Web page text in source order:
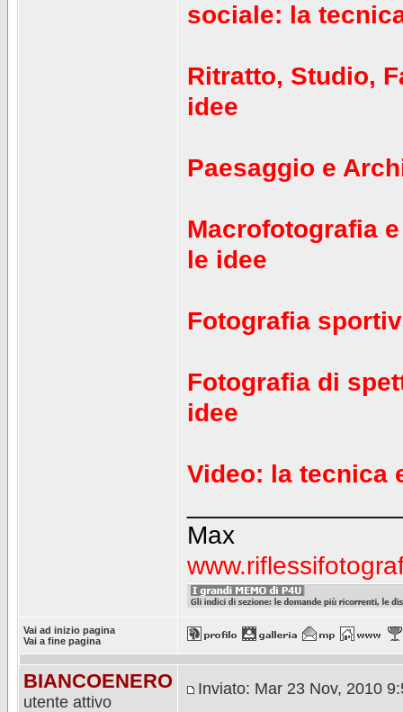
sociale: la
Ritratto, Studio,
idee
Paesaggio e
Macrofotografia
le idee
Fotografia
Fotografia di
idee
Video: la tecnica
Max
Vai ad inizio pagina
Vai a fine pagina
BIANCOENERO
utente attivo
Inviato: Mar 23 Nov, 2010